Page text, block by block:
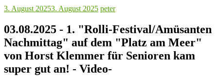
3. August 20253. August 2025 peter
03.08.2025 - 1. "Rolli-Festival/Amüsanten
Nachmittag" auf dem "Platz am Meer"
von Horst Klemmer für Senioren kam
super gut an! - Video-